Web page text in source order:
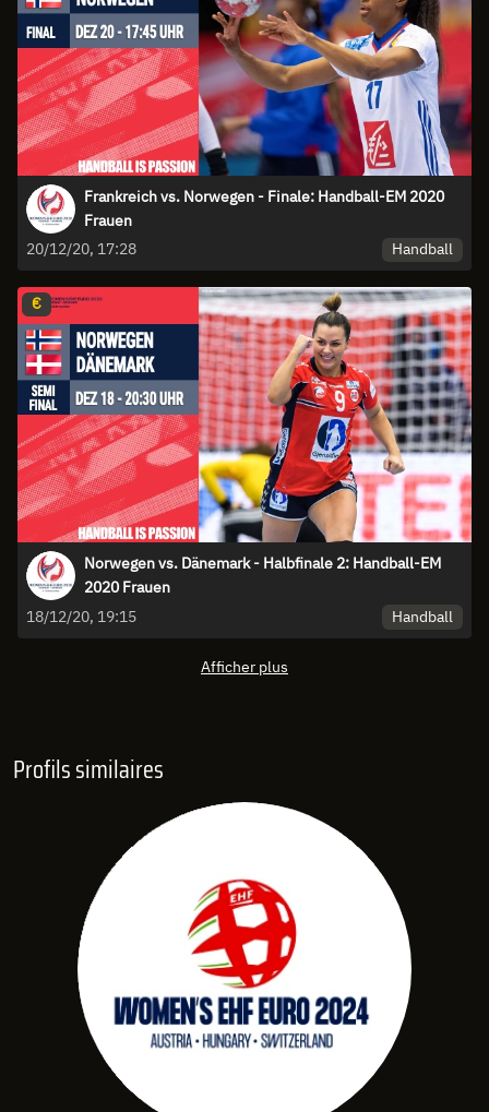
Frankreich vs. Norwegen - Finale: Handball-EM 2020
Frauen
20/12/20, 17:28
Handball
€
Norwegen vs. Dänemark - Halbfinale 2: Handball-EM
2020 Frauen
18/12/20, 19:15
Handball
Afficher plus
Profils similaires